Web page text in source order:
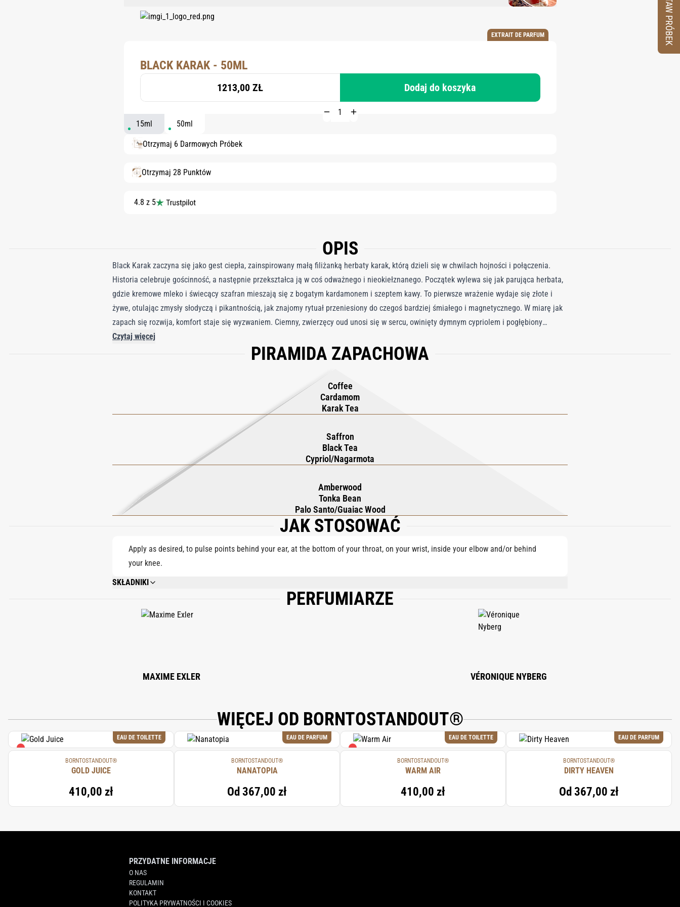
EXTRAIT DE PARFUM
BLACK KARAK - 50ML
1213,00 ZŁ Dodaj do koszyka
15ml 50ml
Otrzymaj 6 Darmowych Próbek
Otrzymaj 28 Punktów
4.8 z 5
OPIS
Black Karak zaczyna się jako gest ciepła, zainspirowany małą filiżanką herbaty karak, którą dzieli się w chwilach hojności i połączenia.
Historia celebruje gościnność, a następnie przekształca ją w coś odważnego i nieokiełznanego. Początek wylewa się jak parująca herbata,
gdzie kremowe mleko i świecący szafran mieszają się z bogatym kardamonem i szeptem kawy. To pierwsze wrażenie wydaje się złote i
żywe, otulając zmysły słodyczą i pikantnością, jak znajomy rytuał przeniesiony do czegoś bardziej śmiałego i magnetycznego. W miarę jak
zapach się rozwija, komfort staje się wyzwaniem. Ciemny, zwierzęcy oud unosi się w sercu, owinięty dymnym cypriolem i pogłębiony
ziemistym niuansem czarnej herbaty. Skórzane ciepło i przyprawiona skóra przekształcają słodycz w coś lepkiego i uzależniającego. W
bazie drzewo bursztynowe, absolut fasoli tonka i drzewo gwajakowe tlą się razem, pozostawiając ślad, który jest dziki, trwały i
Czytaj więcej
PIRAMIDA ZAPACHOWA
Coffee
Cardamom
Karak Tea
Saffron
Black Tea
Cypriol/Nagarmota
Amberwood
Tonka Bean
Palo Santo/Guaiac Wood
JAK STOSOWAĆ
Apply as desired, to pulse points behind your ear, at the bottom of your throat, on your wrist, inside your elbow and/or behind
your knee.
SKŁADNIKI
ALCOHOL DENAT., PARFUM (FRAGRANCE), AQUA (WATER), COUMARIN, EUGENOL, LINALOOL, LIMONENE, BENZYL BENZOATE, GERANIOL, CITRAL, CINNAMAL,
ISOEUGENOL, HYDROXYCITRONELLAL, FARNESOL, BENZYL ALCOHOL, CINNAMYL ALCOHOL.
PERFUMIARZE
MAXIME EXLER VÉRONIQUE NYBERG
WIĘCEJ OD BORNTOSTANDOUT®
EAU DE TOILETTE
BORNTOSTANDOUT®
GOLD JUICE
410,00 zł
EAU DE PARFUM
BORNTOSTANDOUT®
NANATOPIA
Od 367,00 zł
EAU DE TOILETTE
BORNTOSTANDOUT®
WARM AIR
410,00 zł
EAU DE PARFUM
BORNTOSTANDOUT®
DIRTY HEAVEN
Od 367,00 zł
PRZYDATNE INFORMACJE
O NAS
REGULAMIN
KONTAKT
POLITYKA PRYWATNOŚCI I COOKIES
ZESTAW PRÓBEK